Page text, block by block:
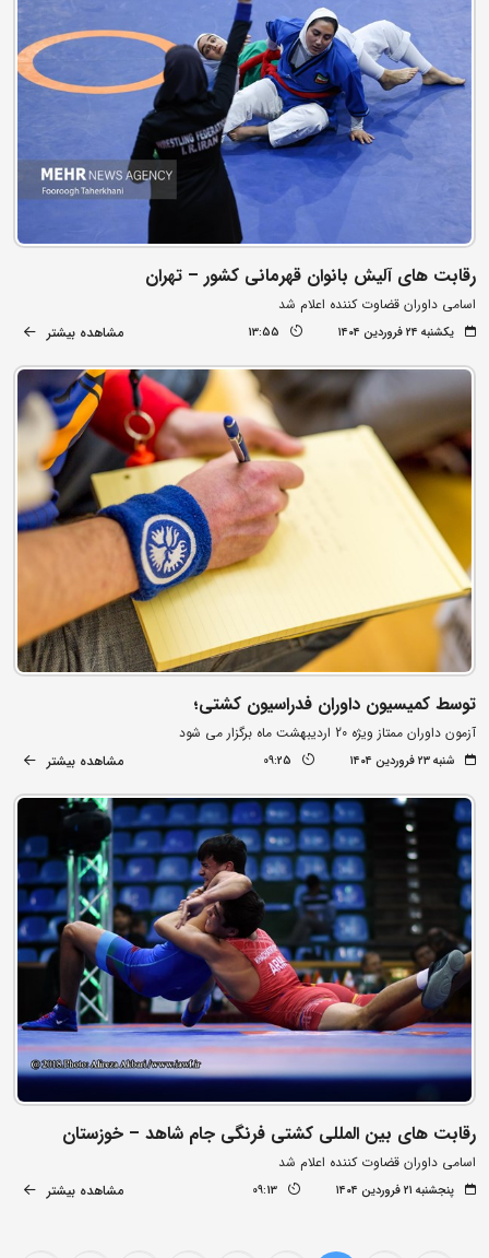
رقابت های آلیش بانوان قهرمانی کشور – تهران
اسامی داوران قضاوت کننده اعلام شد
یکشنبه ۲۴ فروردین ۱۴۰۴ 13:55 مشاهده بیشتر
توسط کمیسیون داوران فدراسیون کشتی؛
آزمون داوران ممتاز ویژه 20 اردیبهشت ماه برگزار می شود
شنبه ۲۳ فروردین ۱۴۰۴ 09:25 مشاهده بیشتر
رقابت های بین المللی کشتی فرنگی جام شاهد – خوزستان
اسامی داوران قضاوت کننده اعلام شد
پنجشنبه ۲۱ فروردین ۱۴۰۴ 09:13 مشاهده بیشتر